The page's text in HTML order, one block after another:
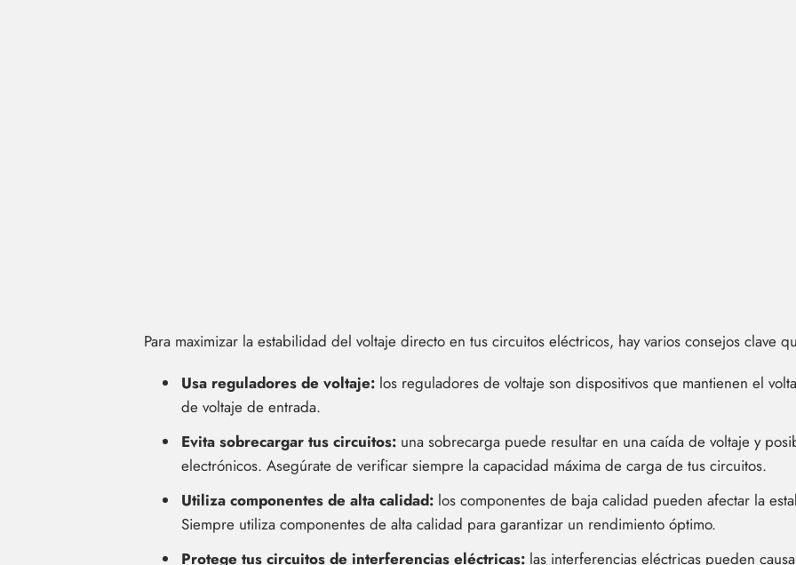
Para maximizar la estabilidad del voltaje directo en tus circuitos eléctricos, hay varios consejos clave
Usa reguladores de voltaje: los reguladores de voltaje son dispositivos que mantienen el
de voltaje de entrada.
Evita sobrecargar tus circuitos: una sobrecarga puede resultar en una caída de voltaje y
electrónicos. Asegúrate de verificar siempre la capacidad máxima de carga de tus circuitos.
Utiliza componentes de alta calidad: los componentes de baja calidad pueden afectar la
Siempre utiliza componentes de alta calidad para garantizar un rendimiento óptimo.
Protege tus circuitos de interferencias eléctricas: las interferencias eléctricas pueden